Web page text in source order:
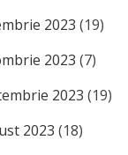
2023 (19)
2023 (7)
2023 (19)
2023 (18)